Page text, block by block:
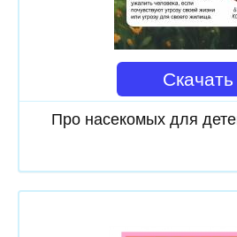
Скачать
Про насекомых для